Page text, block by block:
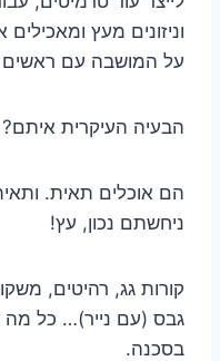
וניזונים מעץ
על המושבה עם ראשים
הבעיה העיקרית איתם?
הם אוכלים תאית.
ניחשתם נכון, עץ!
קורות גג, רהיטים,
גבס (עם נייר)… כל מה
בסכנה.